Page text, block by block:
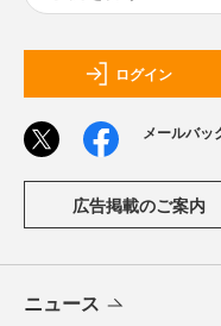
ログイン
メールバッ
広告掲載のご案内
ニュース